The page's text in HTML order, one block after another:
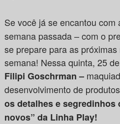
Se você já se encantou com
semana passada – com o
se prepare para as
semana! Nessa quinta, 25
Filipi Goschrman–
desenvolvimento de
os detalhes e segredinhos
novos” da Linha Play!